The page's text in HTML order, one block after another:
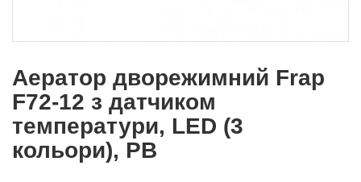
Аератор дворежимний Frap
F72-12 з датчиком
температури, LED (3
кольори), РВ